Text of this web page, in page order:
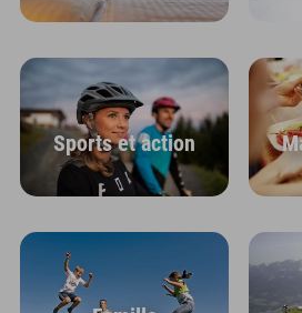
Sports et action